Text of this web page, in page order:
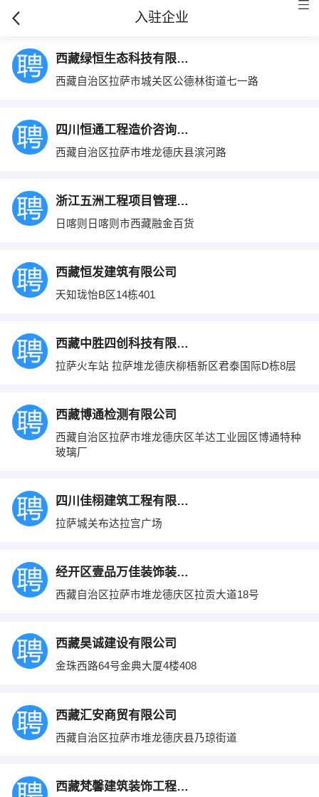
入驻企业
西藏绿恒生态科技有限责任公司
西藏自治区拉萨市城关区公德林街道七一路
四川恒通工程造价咨询事务所有限公司西藏分
西藏自治区拉萨市堆龙德庆县滨河路
浙江五洲工程项目管理有限公司日喀则分公司
日喀则日喀则市西藏融金百货
西藏恒发建筑有限公司
天知珑怡B区14栋401
西藏中胜四创科技有限公司
拉萨火车站 拉萨堆龙德庆柳梧新区君泰国际D栋8层
西藏博通检测有限公司
西藏自治区拉萨市堆龙德庆区羊达工业园区博通特种
玻璃厂
四川佳栩建筑工程有限公司西藏分公司
拉萨城关布达拉宫广场
经开区壹品万佳装饰装修经营部
西藏自治区拉萨市堆龙德庆区拉贡大道18号
西藏昊诚建设有限公司
金珠西路64号金典大厦4楼408
西藏汇安商贸有限公司
西藏自治区拉萨市堆龙德庆县乃琼街道
西藏梵馨建筑装饰工程有限公司